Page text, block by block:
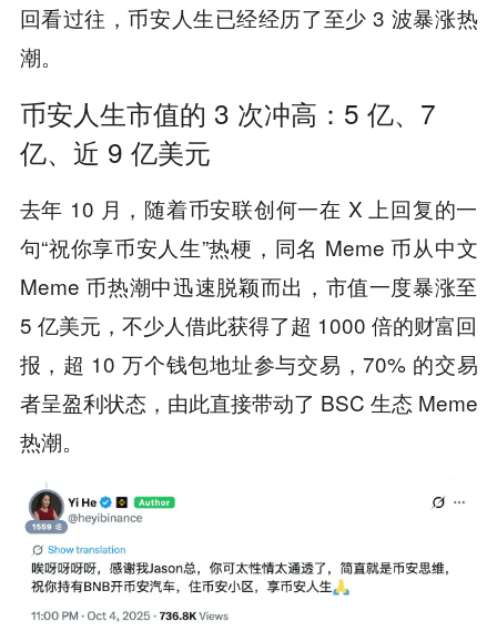
回看过往，币安人生已经经历了至少 3 波暴涨热
潮。
币安人生市值的 3 次冲高：5 亿、7
亿、近 9 亿美元
去年 10 月，随着币安联创何一在 X 上回复的一
句“祝你享币安人生”热梗，同名 Meme 币从中文
Meme 币热潮中迅速脱颖而出，市值一度暴涨至
5 亿美元，不少人借此获得了超 1000 倍的财富回
报，超 10 万个钱包地址参与交易，70% 的交易
者呈盈利状态，由此直接带动了 BSC 生态 Meme
热潮。